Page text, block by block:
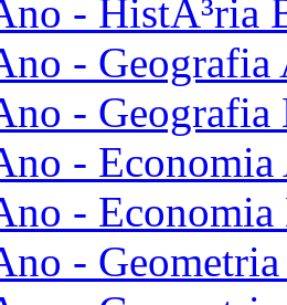
- HistÃ³ria
- Geografia
- Geografia
- Economia
- Economia
-